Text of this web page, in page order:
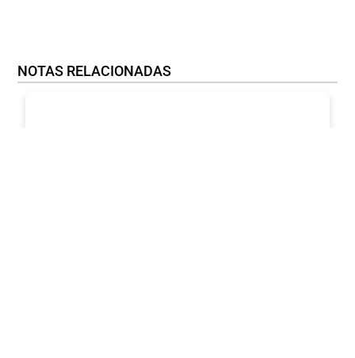
NOTAS RELACIONADAS